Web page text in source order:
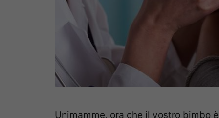
Unimamme, ora che il vostro bimbo